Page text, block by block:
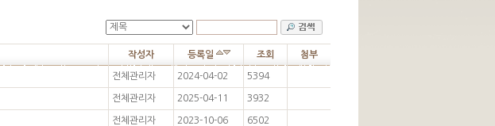
작성자 등록일 조회 첨부
전체관리자 2024-04-02 5394
전체관리자 2025-04-11 3932
전체관리자 2023-10-06 6502